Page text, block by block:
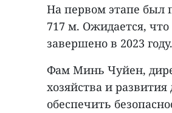
На первом этапе был
717 м. Ожидается,
завершено в 2023 году.
Фам Минь Чуйен,
хозяйства и
обеспечить